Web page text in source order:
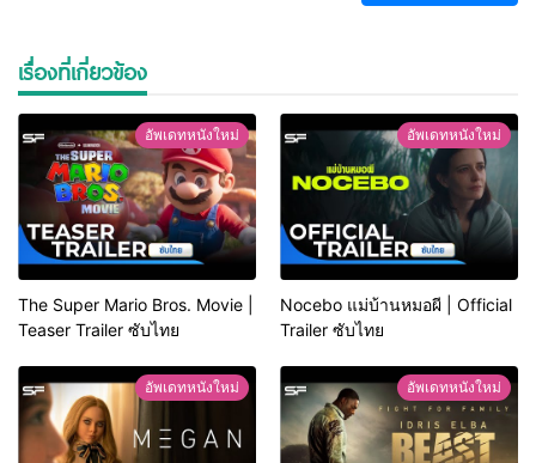
เรื่องที่เกี่ยวข้อง
อัพเดทหนังใหม่
The Super Mario Bros. Movie |
Teaser Trailer ซับไทย
อัพเดทหนังใหม่
Nocebo แม่บ้านหมอผี | Official
Trailer ซับไทย
อัพเดทหนังใหม่ อัพเดทหนังใหม่